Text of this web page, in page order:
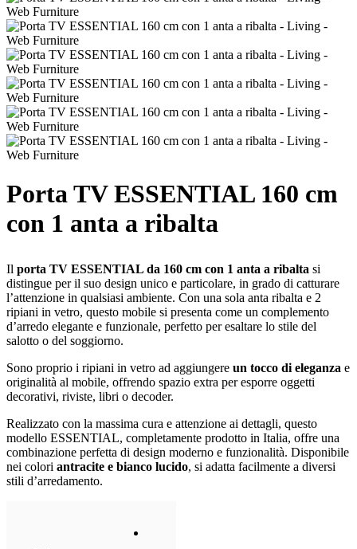
Porta TV ESSENTIAL 160 cm
con 1 anta a ribalta
Il porta TV ESSENTIAL da 160 cm con 1 anta a ribalta si
distingue per il suo design unico e particolare, in grado di catturare
l’attenzione in qualsiasi ambiente. Con una sola anta ribalta e 2
ripiani in vetro, questo mobile si presenta come un complemento
d’arredo elegante e funzionale, perfetto per esaltare lo stile del
salotto o del soggiorno.
Sono proprio i ripiani in vetro ad aggiungere un tocco di eleganza e
originalità al mobile, offrendo spazio extra per esporre oggetti
decorativi, riviste, libri o decoder.
Realizzato con la massima cura e attenzione ai dettagli, questo
modello ESSENTIAL, completamente prodotto in Italia, offre una
combinazione perfetta di design moderno e funzionalità. Disponibile
nei colori antracite e bianco lucido, si adatta facilmente a diversi
stili d’arredamento.